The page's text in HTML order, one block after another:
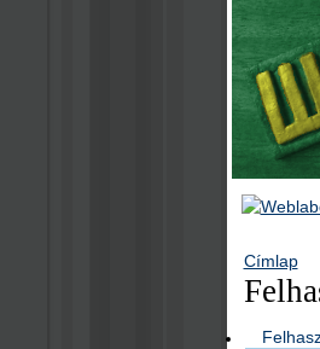
Címlap